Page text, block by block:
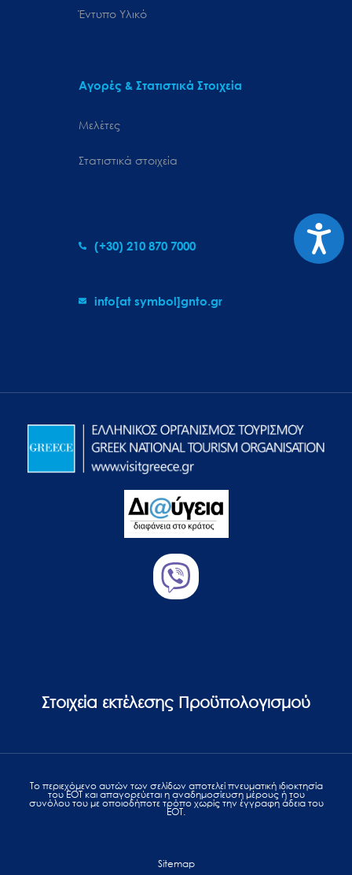
Έντυπο Υλικό
Αγορές & Στατιστικά Στοιχεία
Μελέτες
Στατιστικά στοιχεία
(+30) 210 870 7000
info[at symbol]gnto.gr
Στοιχεία εκτέλεσης Προϋπολογισμού
Το περιεχόμενο αυτών των σελίδων αποτελεί πvευματική ιδιοκτησία
του ΕΟΤ και απαγορεύεται η αναδημοσίευση μέρους ή του
συνόλου του με οποιοδήποτε τρόπο χωρίς την έγγραφη άδεια του
ΕΟΤ.
Sitemap